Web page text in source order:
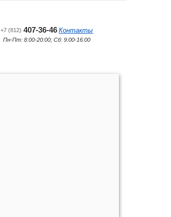
+7 (812) 407-36-46 Контакты
Пн-Пт: 8:00-20:00; Сб: 9:00-16:00